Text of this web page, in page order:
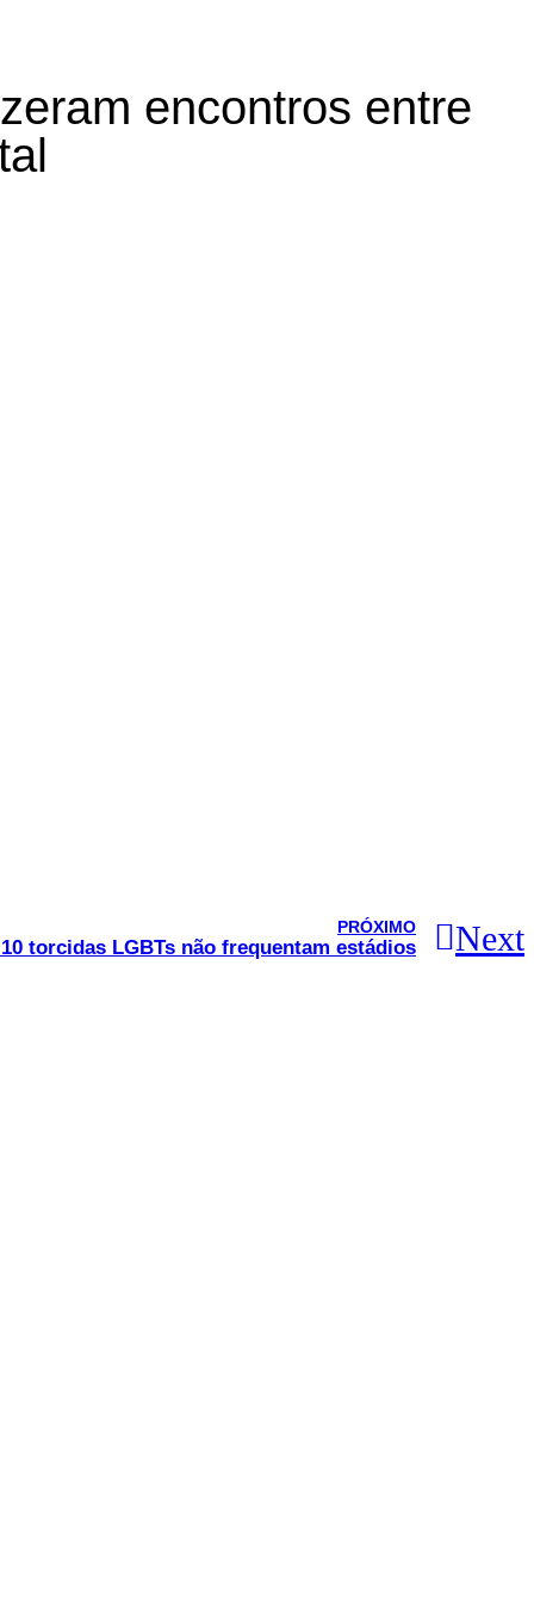
encontros entre
PRÓXIMO
torcidas LGBTs não frequentam estádios Next